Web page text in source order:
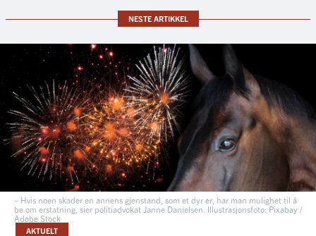
NESTE ARTIKKEL
– Hvis noen skader en annens gjenstand, som et dyr er, har man mulighet til å
be om erstatning, sier politiadvokat Janne Danielsen. Illustrasjonsfoto: Pixabay /
Adobe Stock
AKTUELT